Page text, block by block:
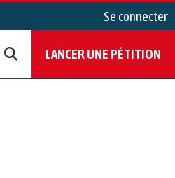
Se connecter
LANCER UNE PÉTITION